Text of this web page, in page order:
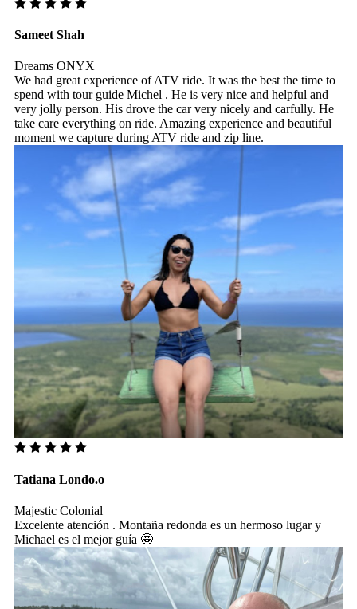
Sameet Shah
Dreams ONYX
We had great experience of ATV ride. It was the best the time to
spend with tour guide Michel . He is very nice and helpful and
very jolly person. His drove the car very nicely and carfully. He
take care everything on ride. Amazing experience and beautiful
moment we capture during ATV ride and zip line.
Tatiana Londo.o
Majestic Colonial
Excelente atención . Montaña redonda es un hermoso lugar y
Michael es el mejor guía 🤩